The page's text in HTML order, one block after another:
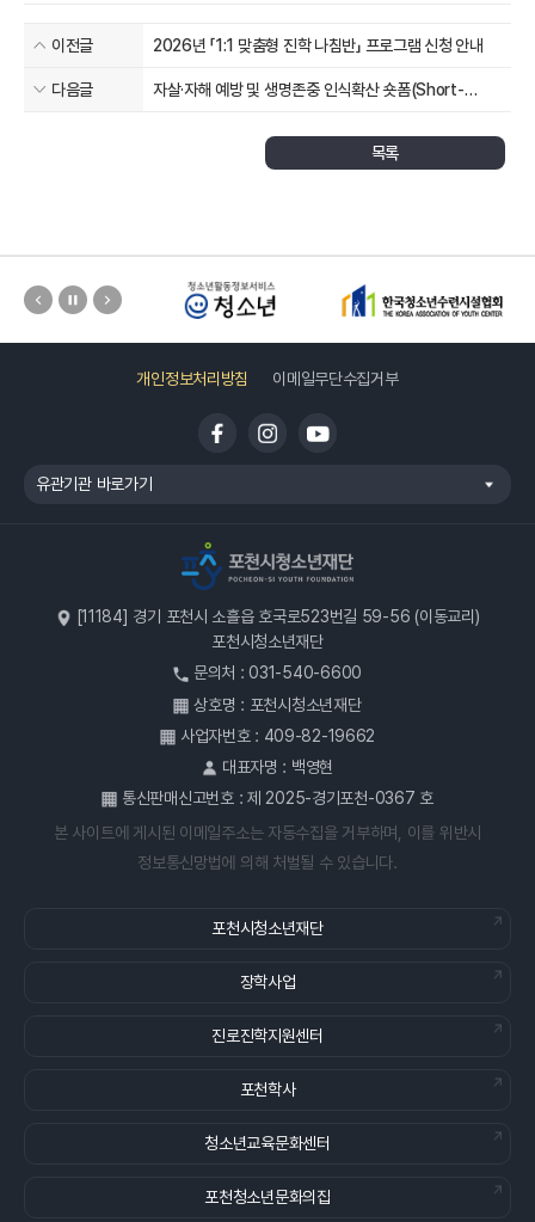
이전글 2026년 「1:1 맞춤형 진학 나침반」 프로그램 신청 안내
다음글
자살·자해 예방 및 생명존중 인식확산 숏폼(Short-
목록
개인정보처리방침 이메일무단수집거부
유관기관 바로가기
[11184] 경기 포천시 소흘읍 호국로523번길 59-56 (이동교리)
포천시청소년재단
문의처 : 031-540-6600
상호명 : 포천시청소년재단
사업자번호 : 409-82-19662
대표자명 : 백영현
통신판매신고번호 : 제 2025-경기포천-0367 호
본 사이트에 게시된 이메일주소는 자동수집을 거부하며, 이를 위반시
정보통신망법에 의해 처벌될 수 있습니다.
포천시청소년재단
장학사업
진로진학지원센터
포천학사
청소년교육문화센터
포천청소년문화의집